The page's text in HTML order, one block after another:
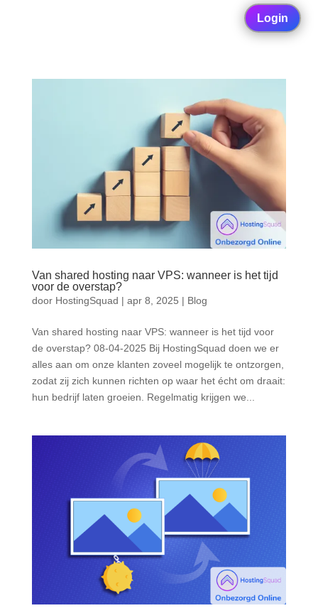
Login
Van shared hosting naar VPS: wanneer is het tijd
voor de overstap?
door HostingSquad | apr 8, 2025 | Blog
Van shared hosting naar VPS: wanneer is het tijd voor
de overstap? 08-04-2025 Bij HostingSquad doen we er
alles aan om onze klanten zoveel mogelijk te ontzorgen,
zodat zij zich kunnen richten op waar het écht om draait:
hun bedrijf laten groeien. Regelmatig krijgen we...